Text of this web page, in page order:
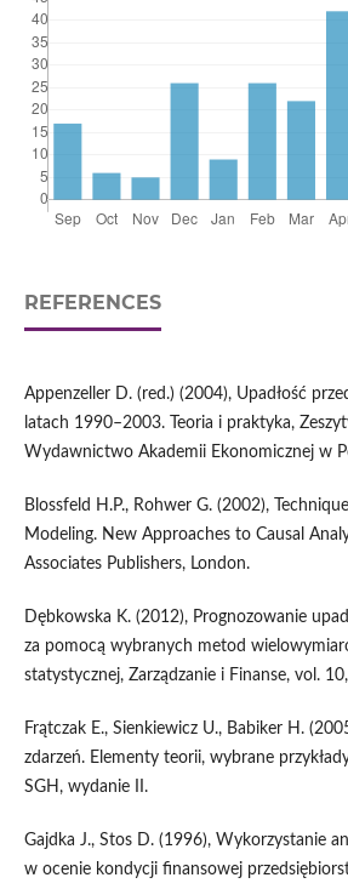
REFERENCES
Appenzeller D. (red.) (2004), Upadłość
latach 1990–2003. Teoria i praktyka,
Wydawnictwo Akademii Ekonomicznej w
Blossfeld H.P., Rohwer G. (2002),
Modeling. New Approaches to Causal
Associates Publishers, London.
Dębkowska K. (2012), Prognozowanie
za pomocą wybranych metod
statystycznej, Zarządzanie i Finanse, vol.
Frątczak E., Sienkiewicz U., Babiker H.
zdarzeń. Elementy teorii, wybrane
SGH, wydanie II.
Gajdka J., Stos D. (1996), Wykorzystanie
w ocenie kondycji finansowej